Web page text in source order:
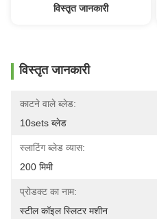
विस्तृत जानकारी
विस्तृत जानकारी
काटने वाले ब्लेड:
10sets ब्लेड
स्लाटिंग ब्लेड व्यास:
200 मिमी
प्रोडक्ट का नाम:
स्टील कॉइल स्लिटर मशीन